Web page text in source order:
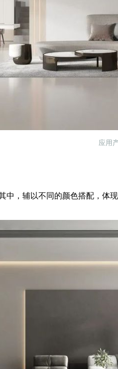
应用
中，辅以不同的颜色搭配，体